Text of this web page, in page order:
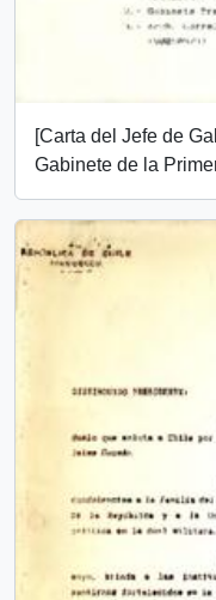
[Carta del Jefe de
Gabinete de la